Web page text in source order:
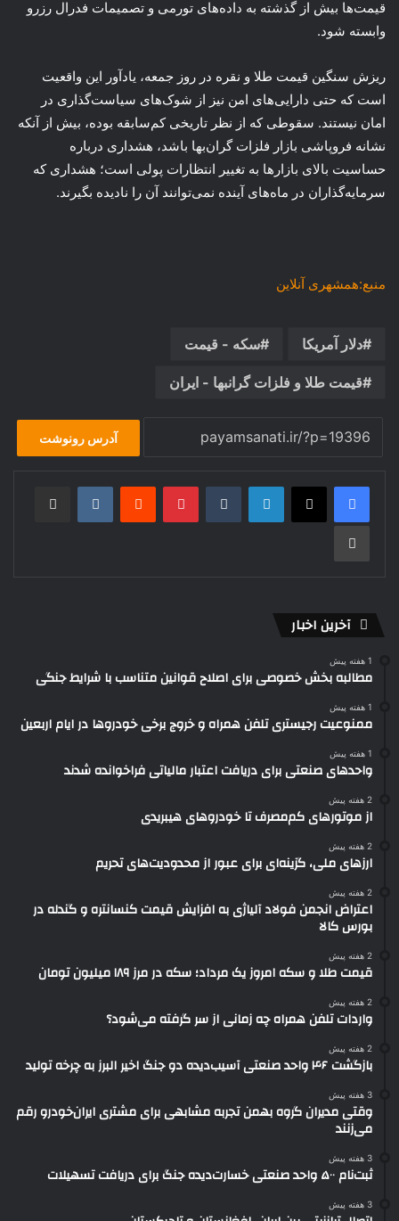
قیمت‌ها بیش از گذشته به داده‌های تورمی و تصمیمات فدرال رزرو
وابسته شود.
ریزش سنگین قیمت طلا و نقره در روز جمعه، یادآور این واقعیت
است که حتی دارایی‌های امن نیز از شوک‌های سیاست‌گذاری در
امان نیستند. سقوطی که از نظر تاریخی کم‌سابقه بوده، بیش از آنکه
نشانه فروپاشی بازار فلزات گران‌بها باشد، هشداری درباره
حساسیت بالای بازارها به تغییر انتظارات پولی است؛ هشداری که
سرمایه‌گذاران در ماه‌های آینده نمی‌توانند آن را نادیده بگیرند.
منبع:همشهری آنلاین
دلار آمريكا سکه - قیمت
قیمت طلا و فلزات گرانبها - ایران
آدرس رونوشت
لینکدین ‫پین‌ترست ‫رددیت
چاپ
آخرین اخبار
1 هفته پیش
مطالبه بخش خصوصی برای اصلاح قوانین متناسب با شرایط جنگی
1 هفته پیش
ممنوعیت رجیستری تلفن همراه و خروج برخی خودروها در ایام اربعین
1 هفته پیش
واحدهای صنعتی برای دریافت اعتبار مالیاتی فراخوانده شدند
2 هفته پیش
از موتورهای کم‌مصرف تا خودروهای هیبریدی
2 هفته پیش
ارزهای ملی، گزینه‌ای برای عبور از محدودیت‌های تحریم
2 هفته پیش
اعتراض انجمن فولاد آلیاژی به افزایش قیمت کنسانتره و گندله در
بورس کالا
2 هفته پیش
قیمت طلا و سکه امروز یک مرداد؛ سکه در مرز ۱۸۹ میلیون تومان
2 هفته پیش
واردات تلفن همراه چه زمانی از سر گرفته می‌شود؟
2 هفته پیش
بازگشت ۴۶ واحد صنعتی آسیب‌دیده دو جنگ اخیر البرز به چرخه تولید
3 هفته پیش
وقتی مدیران گروه بهمن تجربه مشابهی برای مشتری ایران‌خودرو رقم
می‌زنند
3 هفته پیش
ثبت‌نام ۵۰۰ واحد صنعتی خسارت‌دیده جنگ برای دریافت تسهیلات
3 هفته پیش